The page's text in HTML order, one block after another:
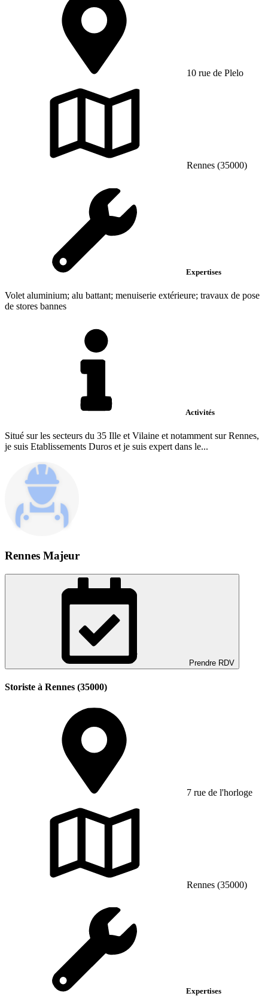
10 rue de Plelo
Rennes (35000)
Expertises
Volet aluminium; alu battant; menuiserie extérieure; travaux de pose
de stores bannes
Activités
Situé sur les secteurs du 35 Ille et Vilaine et notamment sur Rennes,
je suis Etablissements Duros et je suis expert dans le...
Rennes Majeur
Prendre RDV
Storiste à Rennes (35000)
7 rue de l'horloge
Rennes (35000)
Expertises